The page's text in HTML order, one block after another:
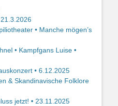
• Manche mögen’s
• Kampfgans Luise •
• 6.12.2025
& Skandinavische Folklore
jetzt! • 23.11.2025